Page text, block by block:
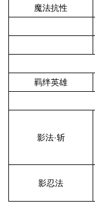
魔法抗性
羁绊英雄
影法·斩
影忍法